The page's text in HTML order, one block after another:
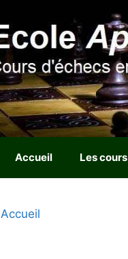
Accueil Les cours
Accueil